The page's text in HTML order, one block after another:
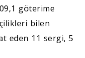
göterime
bilen
eden 11 sergi, 5